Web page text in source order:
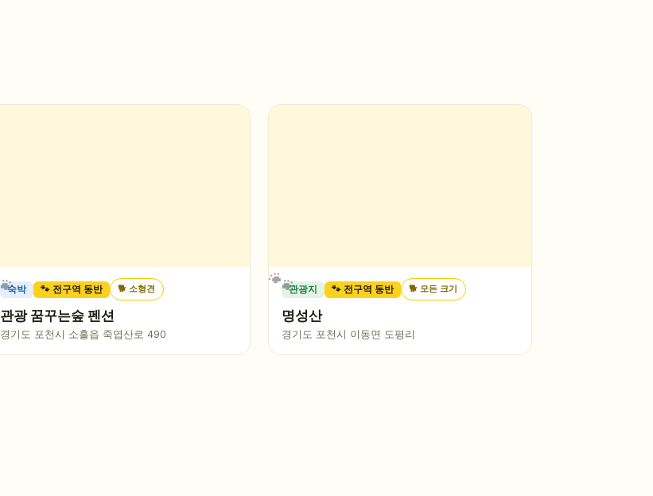
숙박 🐾 전구역 동반 🐕 소형견
관광 꿈꾸는숲 펜션
경기도 포천시 소흘읍 죽엽산로 490
관광지 🐾 전구역 동반 🐕 모든 크기
명성산
경기도 포천시 이동면 도평리